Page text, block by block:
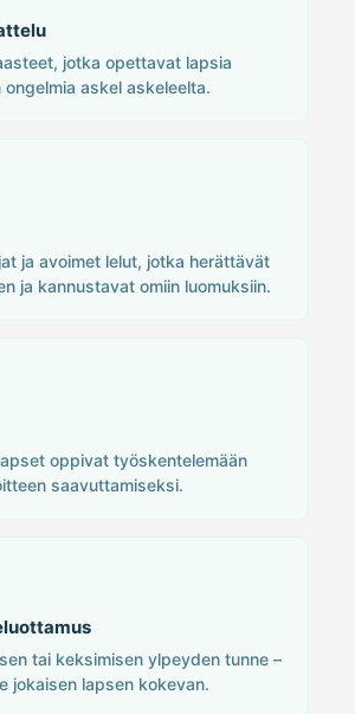
jotka opettavat lapsia
ongelmia askel askeleelta.
ja avoimet lelut, jotka herättävät
ja kannustavat omiin luomuksiin.
oppivat työskentelemään
saavuttamiseksi.
tai keksimisen ylpeyden tunne –
jokaisen lapsen kokevan.